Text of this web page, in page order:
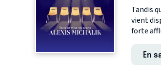
Tandis
vient
forte
En